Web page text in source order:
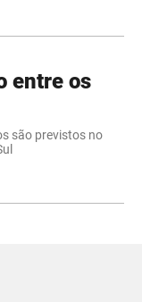
entre os
são previstos no